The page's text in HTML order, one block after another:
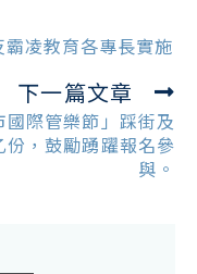
凌教育各專長實施
下一篇文章
際管樂節」踩街及
，鼓勵踴躍報名參
與。